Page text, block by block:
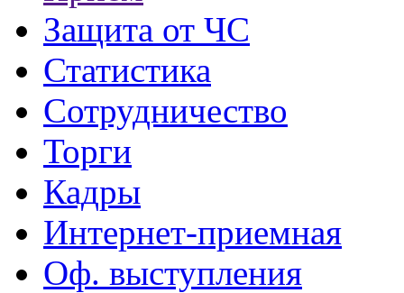
Защита от ЧС
Статистика
Сотрудничество
Торги
Кадры
Интернет-приемная
Оф. выступления